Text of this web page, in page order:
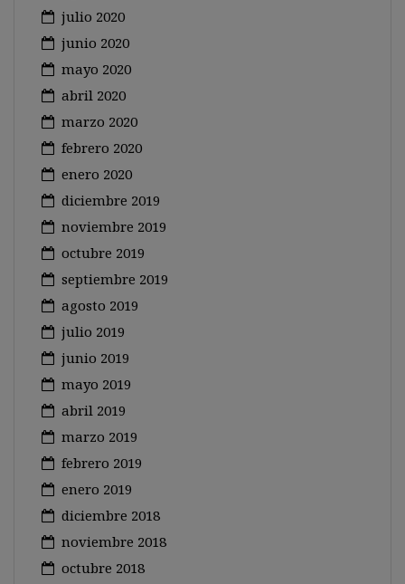
julio 2020
junio 2020
mayo 2020
abril 2020
marzo 2020
febrero 2020
enero 2020
diciembre 2019
noviembre 2019
octubre 2019
septiembre 2019
agosto 2019
julio 2019
junio 2019
mayo 2019
abril 2019
marzo 2019
febrero 2019
enero 2019
diciembre 2018
noviembre 2018
octubre 2018